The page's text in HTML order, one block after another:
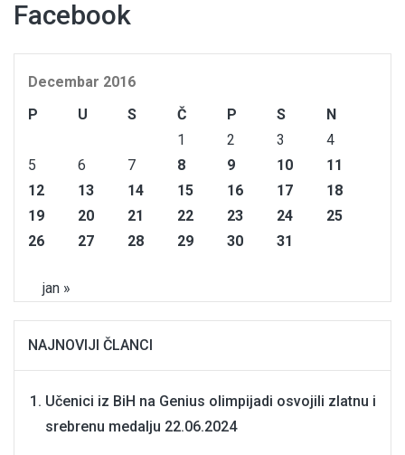
Facebook
Decembar 2016
P
U S Č P S
N
1
2 3
4
5
6 7 8 9 10
11
12
13 14 15 16 17
18
19
20 21 22 23 24
25
26
27 28 29 30 31
jan »
NAJNOVIJI ČLANCI
Učenici iz BiH na Genius olimpijadi osvojili zlatnu i
srebrenu medalju 22.06.2024